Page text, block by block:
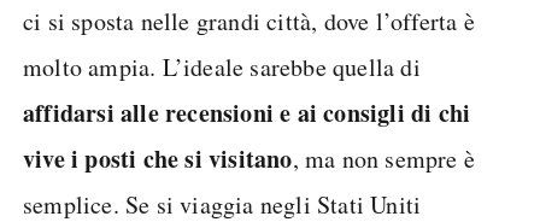
ci si sposta nelle grandi città, dove l’offerta è
molto ampia. L’ideale sarebbe quella di
affidarsi alle recensioni e ai consigli di chi
vive i posti che si visitano, ma non sempre è
semplice. Se si viaggia negli Stati Uniti